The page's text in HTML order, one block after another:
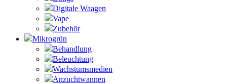
Digitale Waagen
Vape
Zubehör
Mikrogrün
Behandlung
Beleuchtung
Wachstumsmedien
Anzuchtwannen